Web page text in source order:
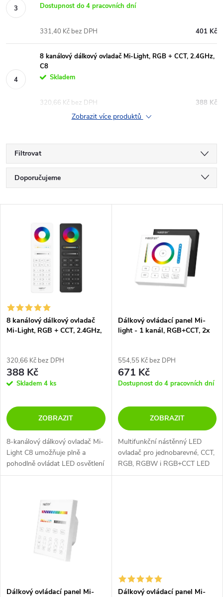
Dostupnost do 4 pracovních dní
401 Kč
331,40 Kč bez DPH
8 kanálový dálkový ovladač Mi-Light, RGB + CCT, 2.4GHz,
C8
Skladem
388 Kč
320,66 Kč bez DPH
Zobrazit více produktů
Filtrovat
Ř
a
í
p
r
o
d
u
k
t
Doporučujeme
Nejprodávanější
Abecedně
s
p
r
o
d
u
k
8 kanálový dálkový ovladač
Mi-Light, RGB + CCT, 2.4GHz,
320,66 Kč bez DPH
388 Kč
Skladem 4 ks
ZOBRAZIT
8-kanálový dálkový ovladač Mi-
Light C8 umožňuje plně a
pohodlně ovládat LED osvětlení
s podporou RGB i CCT. Pracuje
Dálkový ovládací panel Mi-
light - 1 kanál, RGB+CCT, 2x
554,55 Kč bez DPH
671 Kč
Dostupnost do 4 pracovních dní
ZOBRAZIT
Multifunkční nástěnný LED
ovladač pro jednobarevné, CCT,
RGB, RGBW i RGB+CCT LED
pásky a LED svítidel Mi-Light
Dálkový ovládací panel Mi-
Dálkový ovládací panel Mi-